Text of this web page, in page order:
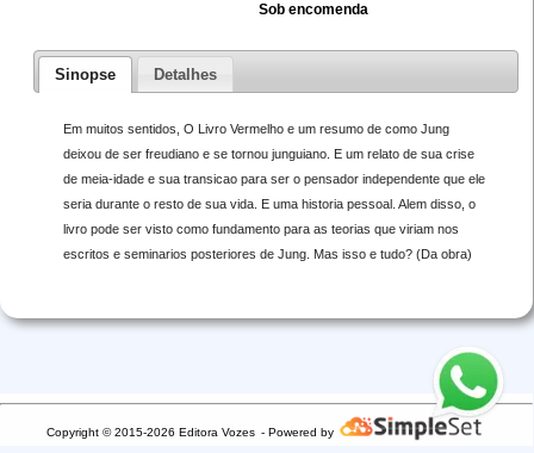
Sob encomenda
Sinopse Detalhes
Em muitos sentidos, O Livro Vermelho e um resumo de como Jung
deixou de ser freudiano e se tornou junguiano. E um relato de sua crise
de meia-idade e sua transicao para ser o pensador independente que ele
seria durante o resto de sua vida. E uma historia pessoal. Alem disso, o
livro pode ser visto como fundamento para as teorias que viriam nos
escritos e seminarios posteriores de Jung. Mas isso e tudo? (Da obra)
Copyright © 2015-2026 Editora Vozes - Powered by